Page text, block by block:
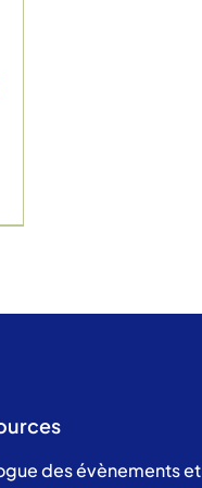
des évènements et